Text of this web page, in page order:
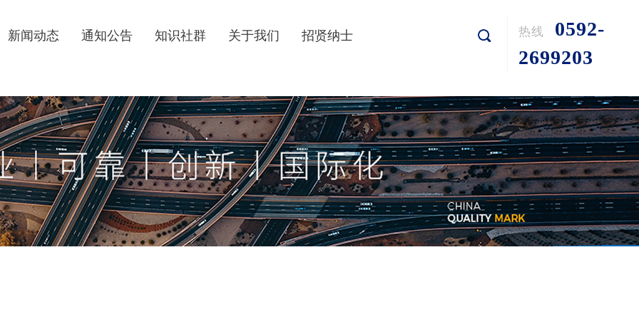
新闻动态 通知公告 知识社群 关于我们 招贤纳士 热线
0592-
2699203